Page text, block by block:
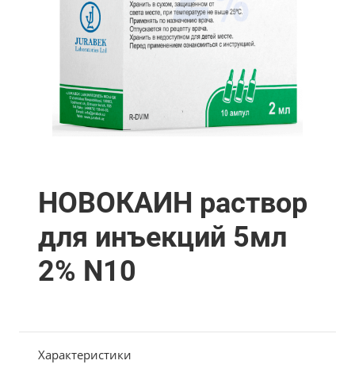
НОВОКАИН раствор
для инъекций 5мл
2% N10
Характеристики